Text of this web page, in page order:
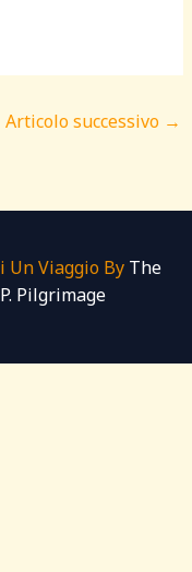
Articolo successivo →
Viaggio By The
Pilgrimage